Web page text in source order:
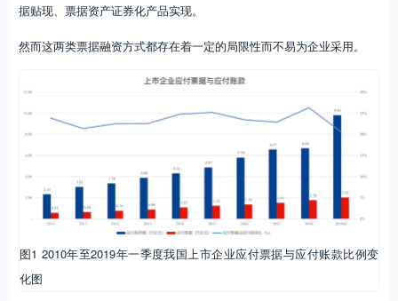
据贴现、票据资产证券化产品实现。
然而这两类票据融资方式都存在着一定的局限性而不易为企业采用。
图1 2010年至2019年一季度我国上市企业应付票据与应付账款比例变
化图